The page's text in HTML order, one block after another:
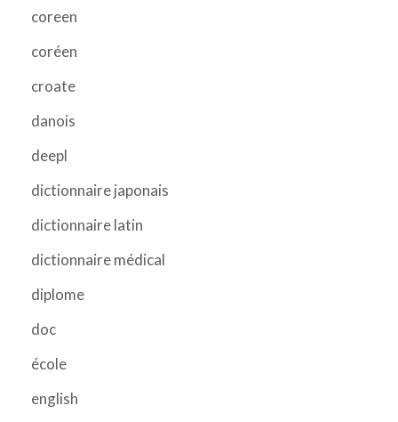
coreen
coréen
croate
danois
deepl
dictionnaire japonais
dictionnaire latin
dictionnaire médical
diplome
doc
école
english